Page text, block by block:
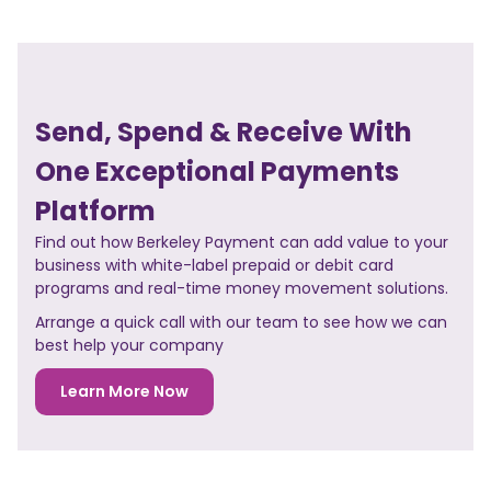
Send, Spend & Receive With
One Exceptional Payments
Platform
Find out how Berkeley Payment can add value to your
business with white-label prepaid or debit card
programs and real-time money movement solutions.
Arrange a quick call with our team to see how we can
best help your company
Learn More Now